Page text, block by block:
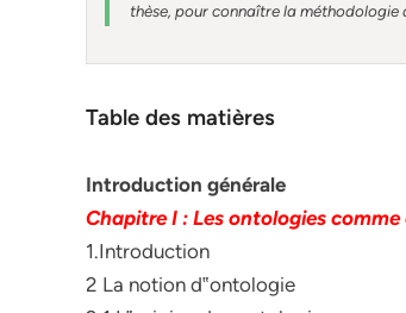
thèse, pour connaître la méthodologie
Table des matières
Introduction générale
Chapitre I : Les ontologies
1.Introduction
2 La notion d‟ontologie